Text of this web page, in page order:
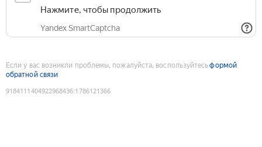
Нажмите, чтобы продолжить
Yandex SmartCaptcha
Если у вас возникли проблемы, пожалуйста, воспользуйтесьформой
обратной связи
9184111404922968436:1786121366